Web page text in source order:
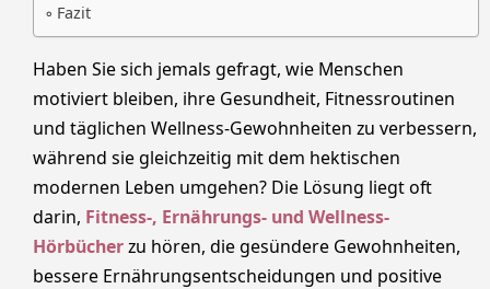
Fazit
Haben Sie sich jemals gefragt, wie Menschen
motiviert bleiben, ihre Gesundheit, Fitnessroutinen
und täglichen Wellness-Gewohnheiten zu verbessern,
während sie gleichzeitig mit dem hektischen
modernen Leben umgehen? Die Lösung liegt oft
darin, Fitness-, Ernährungs- und Wellness-
Hörbücherzu hören, die gesündere Gewohnheiten,
bessere Ernährungsentscheidungen und positive